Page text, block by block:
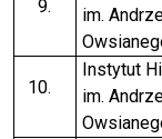
im.
Instytut
im.